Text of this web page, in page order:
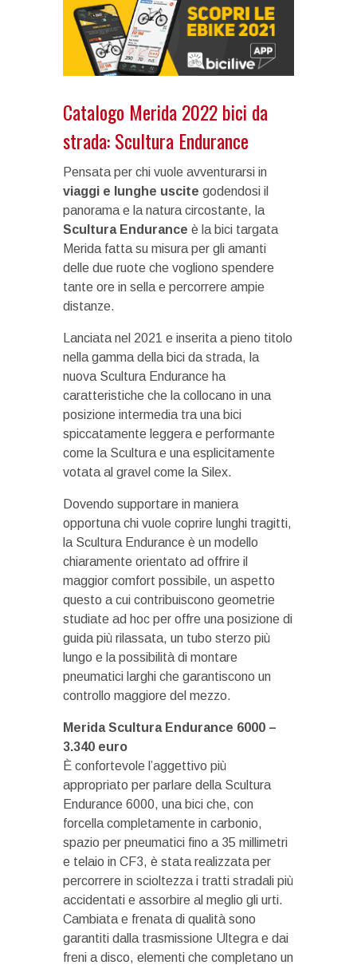
Catalogo Merida 2022 bici da
strada: Scultura Endurance
Pensata per chi vuole avventurarsi in
viaggi e lunghe uscite godendosi il
panorama e la natura circostante, la
Scultura Endurance è la bici targata
Merida fatta su misura per gli amanti
delle due ruote che vogliono spendere
tante ore in sella e percorrere ampie
distanze.
Lanciata nel 2021 e inserita a pieno titolo
nella gamma della bici da strada, la
nuova Scultura Endurance ha
caratteristiche che la collocano in una
posizione intermedia tra una bici
spiccatamente leggera e performante
come la Scultura e una esplicitamente
votata al gravel come la Silex.
Dovendo supportare in maniera
opportuna chi vuole coprire lunghi tragitti,
la Scultura Endurance è un modello
chiaramente orientato ad offrire il
maggior comfort possibile, un aspetto
questo a cui contribuiscono geometrie
studiate ad hoc per offre una posizione di
guida più rilassata, un tubo sterzo più
lungo e la possibilità di montare
pneumatici larghi che garantiscono un
controllo maggiore del mezzo.
Merida Scultura Endurance 6000 –
3.340 euro
È confortevole l’aggettivo più
appropriato per parlare della Scultura
Endurance 6000, una bici che, con
forcella completamente in carbonio,
spazio per pneumatici fino a 35 millimetri
e telaio in CF3, è stata realizzata per
percorrere in scioltezza i tratti stradali più
accidentati e assorbire al meglio gli urti.
Cambiata e frenata di qualità sono
garantiti dalla trasmissione Ultegra e dai
freni a disco, elementi che completano un